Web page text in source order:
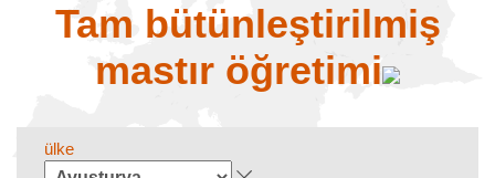
Tam bütünleştirilmiş
mastır öğretimi
ülke